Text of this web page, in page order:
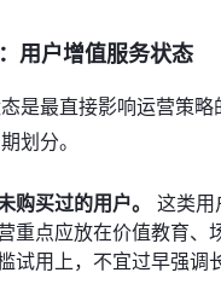
用户增值服务状态
是最直接影响运营策略
划分。
购买过的用户。
这类用
重点应放在价值教育、
试用上，不宜过早强调